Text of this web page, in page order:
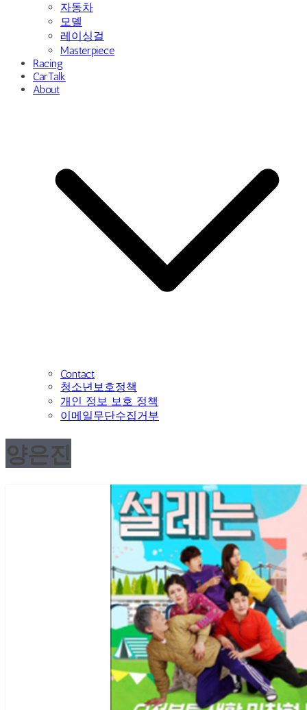
자동차
모델
레이싱걸
Masterpiece
Racing
CarTalk
About
Contact
청소년보호정책
개인 정보 보호 정책
이메일무단수집거부
양은진